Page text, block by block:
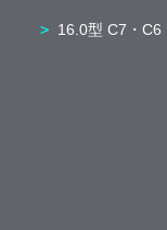
16.0型 C7・C6